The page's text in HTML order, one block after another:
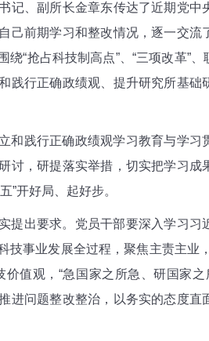
记、副所长金章东传达了近期党
己前期学习和整改情况，逐一交
绕“抢占科技制高点”、“三项改革”
践行正确政绩观、提升研究所基
践行正确政绩观学习教育与学习
讨，研提落实举措，切实把学习
”开好局、起好步。
出要求。党员干部要深入学习习
技事业发展全过程，聚焦主责主业
价值观，“急国家之所急、研国家
进问题整改整治，以务实的态度